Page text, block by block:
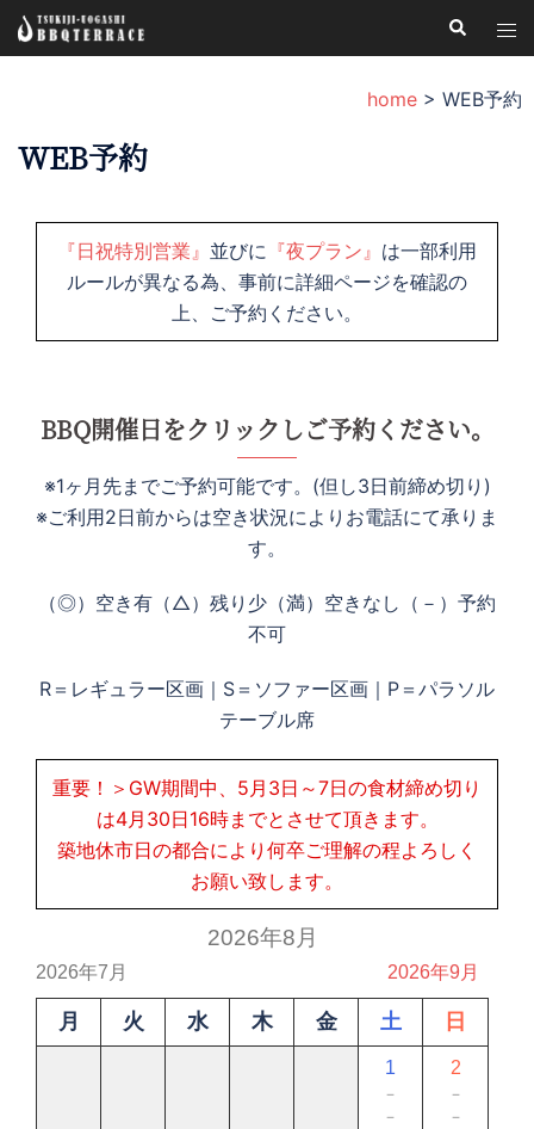
検
索
ト
グ
ル
home > WEB予約
WEB予約
『日祝特別営業』 並びに 『夜プラン』 は一部利用
ルールが異なる為、事前に詳細ページを確認の
上、ご予約ください。
BBQ開催日をクリックしご予約ください。
※1ヶ月先までご予約可能です。(但し3日前締め切り)
※ご利用2日前からは空き状況によりお電話にて承りま
す。
（◎）空き有（△）残り少（満）空きなし（－）予約
不可
R＝レギュラー区画｜S＝ソファー区画｜P＝パラソル
テーブル席
重要！＞GW期間中、5月3日～7日の食材締め切り
は4月30日16時までとさせて頂きます。
築地休市日の都合により何卒ご理解の程よろしく
お願い致します。
2026年8月
2026年7月 2026年9月
月 火 水 木 金 土 日
1
－
－
2
－
－